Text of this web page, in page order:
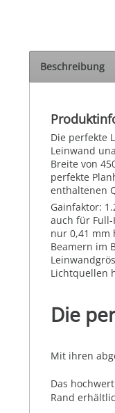
Beschreibung
Die perfekte
Leinwand
Breite von
perfekte
enthaltenen
Gainfaktor:
auch für
nur 0,41 mm
Beamern im
Lichtquellen
Die
Mit ihren
Das
Rand